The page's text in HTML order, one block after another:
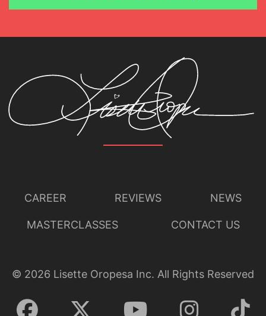
CAREER REVIEWS NEWS
MASTERCLASSES CONTACT US
© 2026 Lisette Oropesa Inc. All Rights Reserved